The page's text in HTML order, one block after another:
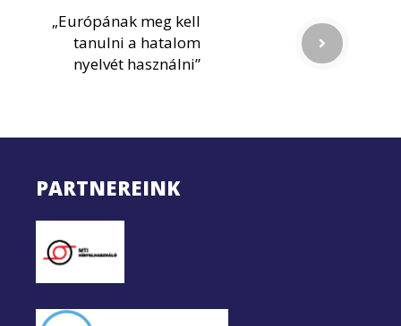
„Európának meg kell
tanulni a hatalom
nyelvét használni”
PARTNEREINK